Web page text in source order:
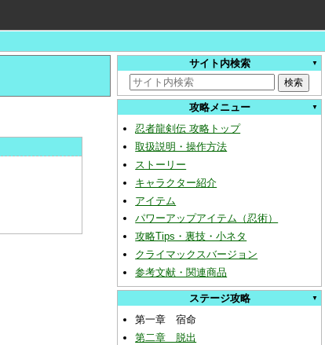
サイト内検索
攻略メニュー
忍者龍剣伝 攻略トップ
取扱説明・操作方法
ストーリー
キャラクター紹介
アイテム
パワーアップアイテム（忍術）
攻略Tips・裏技・小ネタ
クライマックスバージョン
参考文献・関連商品
ステージ攻略
第一章 宿命
第二章 脱出